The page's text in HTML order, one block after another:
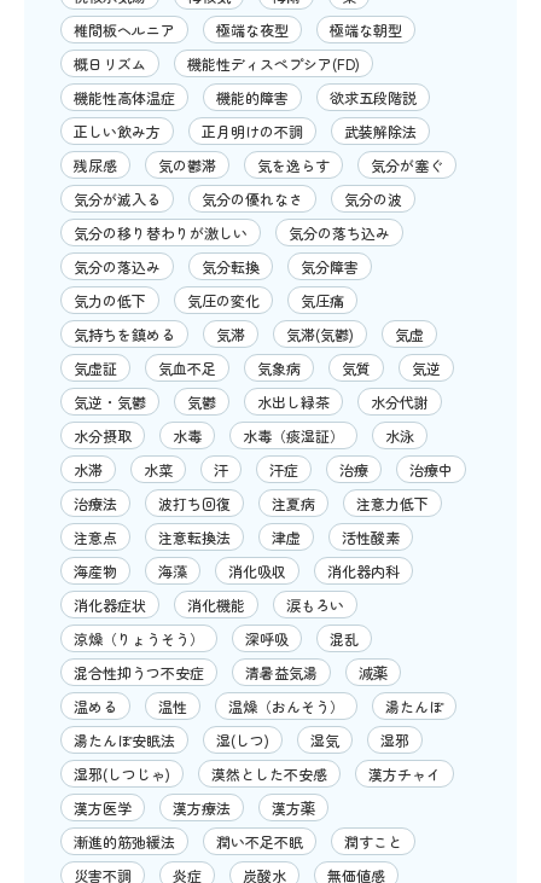
椎間板ヘルニア
極端な夜型
極端な朝型
概日リズム
機能性ディスペプシア(FD)
機能性高体温症
機能的障害
欲求五段階説
正しい飲み方
正月明けの不調
武装解除法
残尿感
気の鬱滞 気を逸らす
気分が塞ぐ
気分が滅入る
気分の優れなさ
気分の波
気分の移り替わりが激しい
気分の落ち込み
気分の落込み
気分転換
気分障害
気力の低下
気圧の変化
気圧痛
気持ちを鎮める
気滞 気滞(気鬱)
気虚
気虚証
気血不足 気象病 気質
気逆
気逆・気鬱
気鬱 水出し緑茶
水分代謝
水分摂取
水毒 水毒（痰湿証）
水泳
水滞
水菜 汗 汗症 治療
治療中
治療法
波打ち回復 注夏病
注意力低下
注意点
注意転換法 津虚
活性酸素
海産物
海藻 消化吸収
消化器内科
消化器症状
消化機能
涙もろい
涼燥（りょうそう）
深呼吸
混乱
混合性抑うつ不安症
清暑益気湯
減薬
温める
温性 温燥（おんそう）
湯たんぽ
湯たんぽ安眠法
湿(しつ) 湿気
湿邪
湿邪(しつじゃ)
漠然とした不安感
漢方チャイ
漢方医学
漢方療法
漢方薬
漸進的筋弛緩法
潤い不足不眠
潤すこと
災害不調
炎症 炭酸水
無価値感